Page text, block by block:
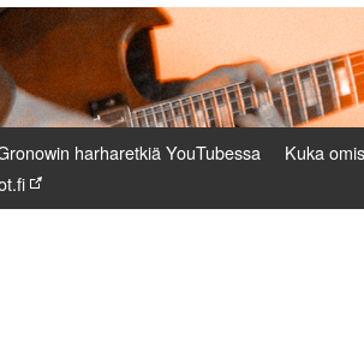
harharetkiä YouTubessa Kuka